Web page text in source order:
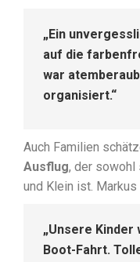
„Ein
auf die
war
organisiert.“
Auch Familien
Ausflug, der sowohl
und Klein ist.
„Unsere
Boot-Fahrt.